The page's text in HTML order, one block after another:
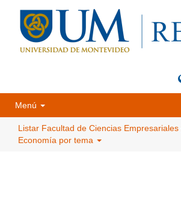
Menú
Listar Facultad de Ciencias Empresariales
Economía por tema